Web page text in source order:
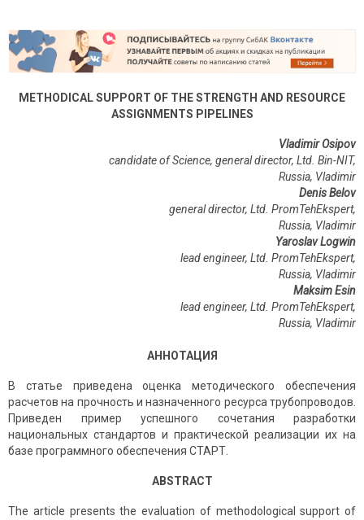
METHODICAL SUPPORT OF THE STRENGTH AND RESOURCE
ASSIGNMENTS PIPELINES
Vladimir Osipov
сandidate of Science, general director, Ltd. Bin-NIT,
Russia, Vladimir
Denis Belov
general director, Ltd. PromTehEkspert,
Russia, Vladimir
Yaroslav Logwin
lead engineer, Ltd. PromTehEkspert,
Russia, Vladimir
Maksim Esin
lead engineer, Ltd. PromTehEkspert,
Russia, Vladimir
АННОТАЦИЯ
В статье приведена оценка методического обеспечения
расчетов на прочность и назначенного ресурса трубопроводов.
Приведен пример успешного сочетания разработки
национальных стандартов и практической реализации их на
базе программного обеспечения СТАРТ.
ABSTRACT
The article presents the evaluation of methodological support of